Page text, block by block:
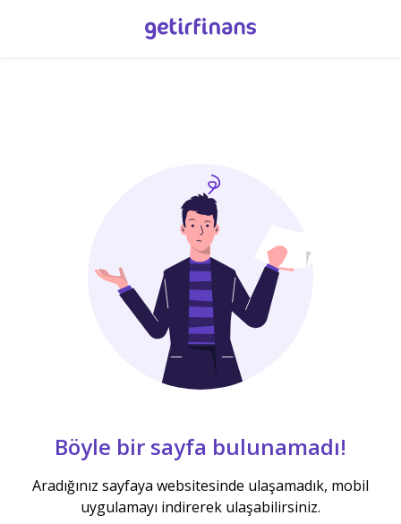
Böyle bir sayfa bulunamadı!
Aradığınız sayfaya websitesinde ulaşamadık, mobil
uygulamayı indirerek ulaşabilirsiniz.